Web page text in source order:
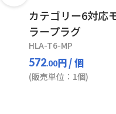
カテゴリー6対応
ラープラグ
HLA-T6-MP
572.00円/ 個
(販売単位：1個)